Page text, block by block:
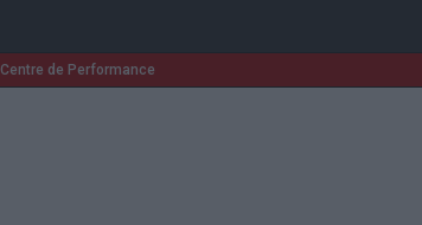
Centre de Performance